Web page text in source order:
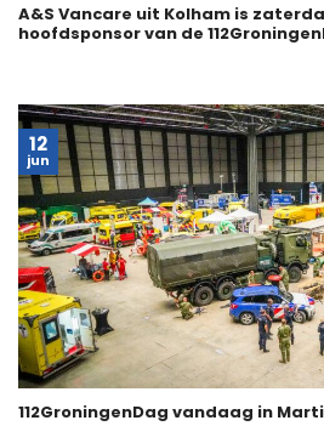
A&S Vancare uit Kolham is
hoofdsponsor van de
112GroningenDag vandaag in
12
jun